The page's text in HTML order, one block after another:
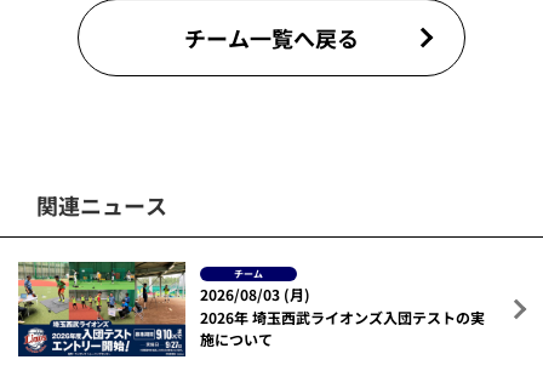
チーム一覧へ戻る
関連ニュース
チーム
2026/08/03 (月)
2026年 埼玉西武ライオンズ入団テストの実
施について